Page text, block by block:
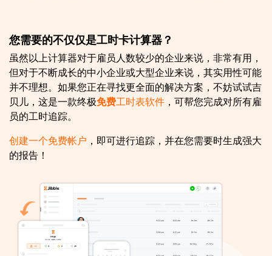
您需要的不仅仅是工时卡计算器？
虽然以上计算器对于雇员人数较少的企业来说，非常有用，
但对于不断成长的中小企业或大型企业来说，其实用性可能
并不理想。如果您正在寻找更全面的解决方案，不妨试试吉
贝儿，这是一款终极免费工时表软件 ，可帮您完成对所有雇
员的工时追踪。
创建一个免费帐户 ，即可进行追踪，并在您需要时生成强大
的报告！